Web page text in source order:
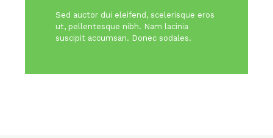
Sed auctor dui eleifend, scelerisque eros
ut, pellentesque nibh. Nam lacinia
suscipit accumsan. Donec sodales.